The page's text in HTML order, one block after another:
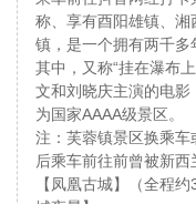
称、享有酉阳雄镇、湘
镇，是一个拥有两千
其中，又称“挂在瀑布
文和刘晓庆主演的电影
为国家AAAA级景区。
注：芙蓉镇景区换乘车
后乘车前往前曾被新
【凤凰古城】（全程